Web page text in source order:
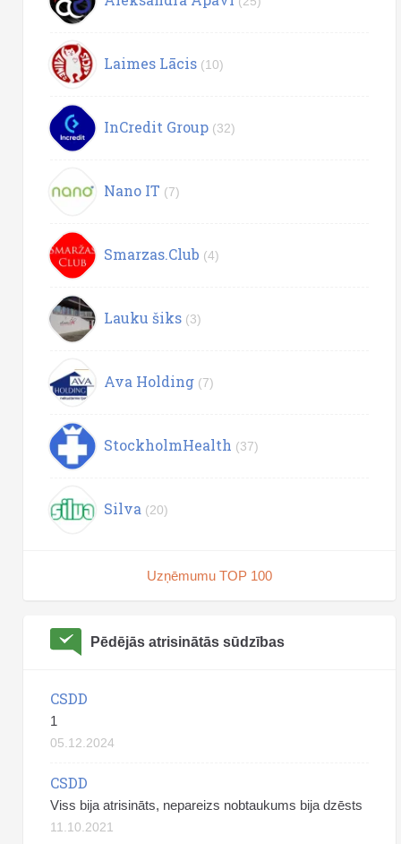
Laimes Lācis (10)
InCredit Group (32)
Nano IT (7)
Smarzas.Club (4)
Lauku šiks (3)
Ava Holding (7)
StockholmHealth (37)
Silva (20)
Uzņēmumu TOP 100
Pēdējās atrisinātās sūdzības
CSDD
1
05.12.2024
CSDD
Viss bija atrisināts, nepareizs nobtaukums bija dzēsts
11.10.2021